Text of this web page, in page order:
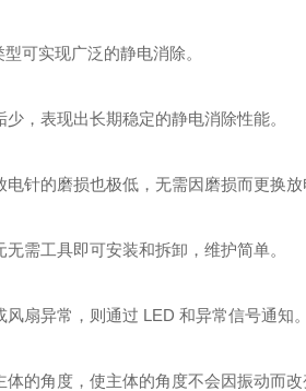
可实现广泛的静电消除。
，表现出长期稳定的静电消除性能。
电针的磨损也极低，无需因磨损而更换
需工具即可安装和拆卸，维护简单。
风扇异常，则通过 LED 和异常信号通知
体的角度，使主体的角度不会因振动而